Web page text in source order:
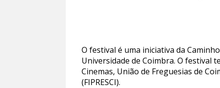
O festival é uma iniciativa da
Universidade de Coimbra. O festival
Cinemas, União de Freguesias de
(FIPRESCI).